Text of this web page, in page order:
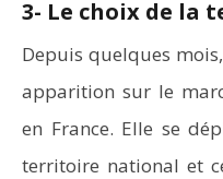
3- Le choix de la
Depuis quelques mois,
apparition sur le
en France. Elle se
territoire national et